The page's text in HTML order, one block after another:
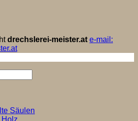
drechslerei-meister.at e-mail:
Säulen